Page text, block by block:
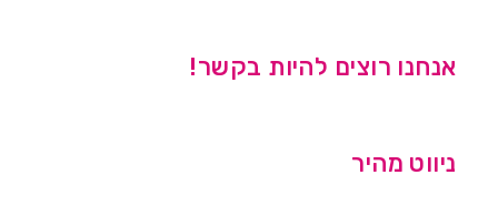
אנחנו רוצים להיות בקשר!
ניווט מהיר